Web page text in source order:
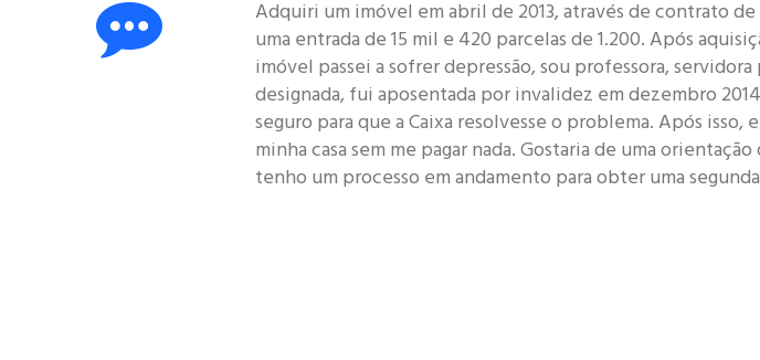
Adquiri um imóvel em abril de 2013, através de contrato
uma entrada de 15 mil e 420 parcelas de 1.200. Após
imóvel passei a sofrer depressão, sou professora,
designada, fui aposentada por invalidez em dezembro
seguro para que a Caixa resolvesse o problema. Após
minha casa sem me pagar nada. Gostaria de uma
tenho um processo em andamento para obter uma